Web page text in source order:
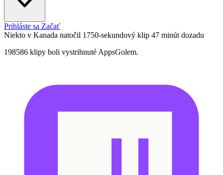
Prihláste sa Začať
Niekto v Kanada natočil 1750-sekundový klip 47 minút dozadu
198586 klipy boli vystrihnuté AppsGolem.